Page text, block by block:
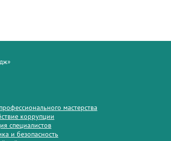
мастерства
коррупции
специалистов
и безопасность